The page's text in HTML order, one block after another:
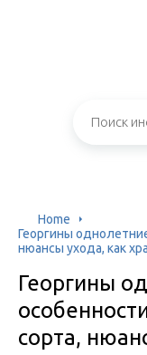
Home
Георгины
нюансы ухода, как
Георгины
сорта,